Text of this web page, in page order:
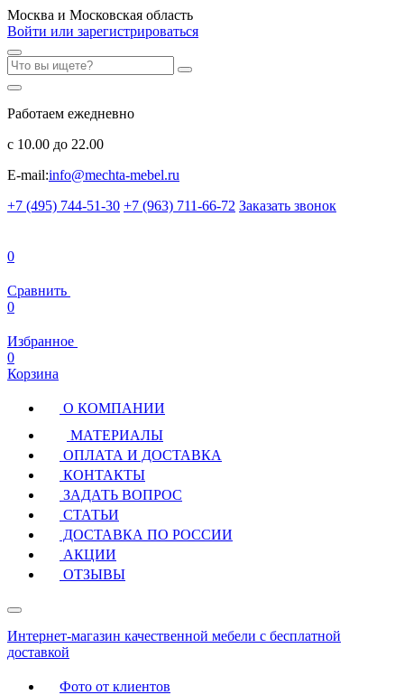
Москва и Московская область
Войти или зарегистрироваться
Работаем ежедневно
с 10.00 до 22.00
E-mail:info@mechta-mebel.ru
+7 (495) 744-51-30 +7 (963) 711-66-72 Заказать звонок
0
Сравнить
0
Избранное
0
Корзина
О КОМПАНИИ
МАТЕРИАЛЫ
ОПЛАТА И ДОСТАВКА
КОНТАКТЫ
ЗАДАТЬ ВОПРОС
СТАТЬИ
ДОСТАВКА ПО РОССИИ
АКЦИИ
ОТЗЫВЫ
Интернет-магазин качественной мебели с бесплатной
доставкой
Фото от клиентов